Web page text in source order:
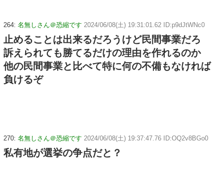
264: 名無しさん＠恐縮です 2024/06/08(土) 19:31:01.62 ID:p9dJtWNc0
止めることは出来るだろうけど民間事業だろ
訴えられても勝てるだけの理由を作れるのか
他の民間事業と比べて特に何の不備もなければ
負けるぞ
270: 名無しさん＠恐縮です 2024/06/08(土) 19:37:47.76 ID:OQ2v8BGo0
私有地が選挙の争点だと？